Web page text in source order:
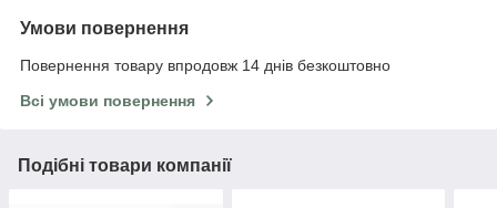
Умови повернення
Повернення товару впродовж 14 днів безкоштовно
Всі умови повернення
Подібні товари компанії